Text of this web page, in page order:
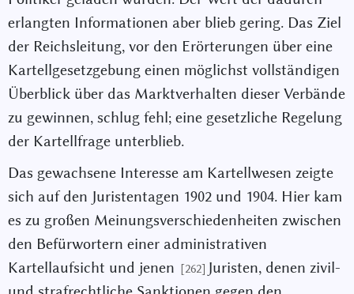
erlangten Informationen aber blieb gering. Das Ziel
der Reichsleitung, vor den Erörterungen über eine
Kartellgesetzgebung einen möglichst vollständigen
Überblick über das Marktverhalten dieser Verbände
zu gewinnen, schlug fehl; eine gesetzliche Regelung
der Kartellfrage unterblieb.
Das gewachsene Interesse am Kartellwesen zeigte
sich auf den Juristentagen 1902 und 1904. Hier kam
es zu großen Meinungsverschiedenheiten zwischen
den Befürwortern einer administrativen
Kartellaufsicht und jenen [262] Juristen, denen zivil-